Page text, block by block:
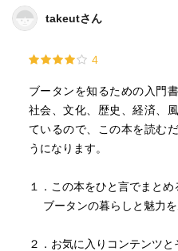
と思えた一冊です。
takeutさん
4
ブータンを知るための入門
社会、文化、歴史、経済、
ているので、この本を読む
うになります。
１．この本をひと言でまとめ
ブータンの暮らしと魅力を
２．お気に入りコンテンツ